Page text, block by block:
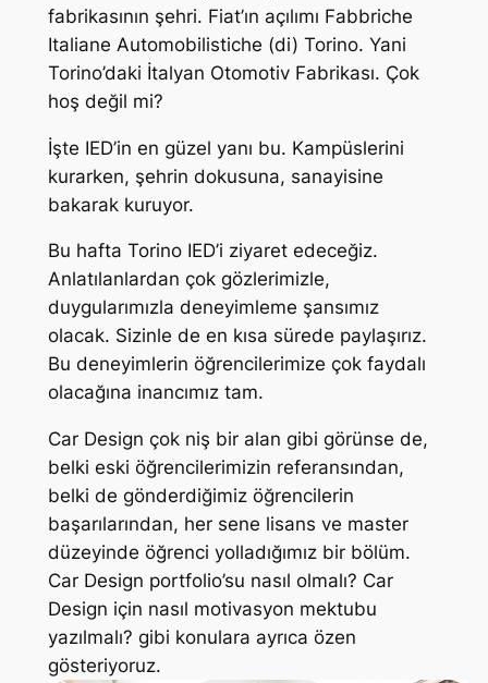
fabrikasının şehri. Fiat’ın açılımı Fabbriche
Italiane Automobilistiche (di) Torino. Yani
Torino’daki İtalyan Otomotiv Fabrikası. Çok
hoş değil mi?
İşte IED’in en güzel yanı bu. Kampüslerini
kurarken, şehrin dokusuna, sanayisine
bakarak kuruyor.
Bu hafta Torino IED’i ziyaret edeceğiz.
Anlatılanlardan çok gözlerimizle,
duygularımızla deneyimleme şansımız
olacak. Sizinle de en kısa sürede paylaşırız.
Bu deneyimlerin öğrencilerimize çok faydalı
olacağına inancımız tam.
Car Design çok niş bir alan gibi görünse de,
belki eski öğrencilerimizin referansından,
belki de gönderdiğimiz öğrencilerin
başarılarından, her sene lisans ve master
düzeyinde öğrenci yolladığımız bir bölüm.
Car Design portfolio’su nasıl olmalı? Car
Design için nasıl motivasyon mektubu
yazılmalı? gibi konulara ayrıca özen
gösteriyoruz.